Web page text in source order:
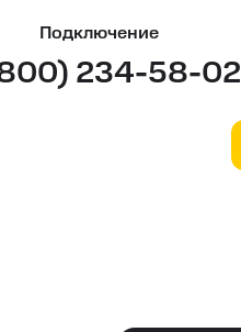
Подключение
234-58-02